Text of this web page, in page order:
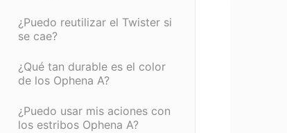
¿Puedo reutilizar el Twister si
se cae?
¿Qué tan durable es el color
de los Ophena A?
¿Puedo usar mis aciones con
los estribos Ophena A?